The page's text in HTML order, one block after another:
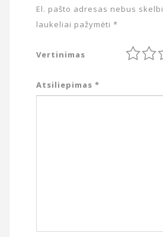
El. pašto adresas nebus
laukeliai pažymėti *
Vertinimas
Atsiliepimas *